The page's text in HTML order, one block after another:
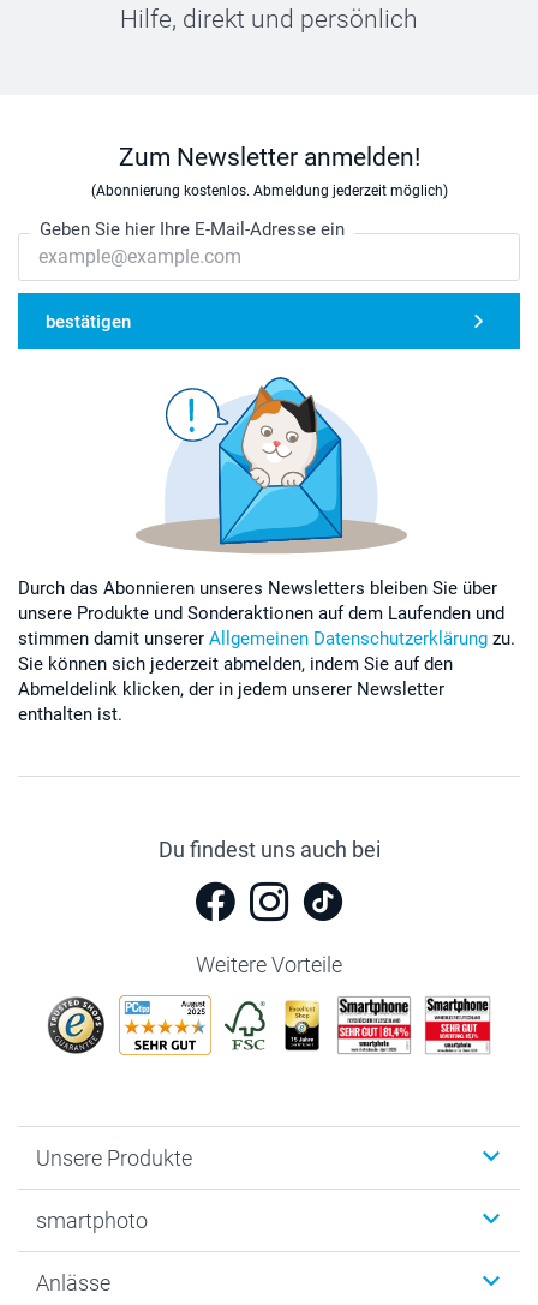
Hilfe, direkt und persönlich
Zum Newsletter anmelden!
(Abonnierung kostenlos. Abmeldung jederzeit möglich)
Geben Sie hier Ihre E-Mail-Adresse ein
bestätigen
Durch das Abonnieren unseres Newsletters bleiben Sie über
unsere Produkte und Sonderaktionen auf dem Laufenden und
stimmen damit unserer Allgemeinen Datenschutzerklärung zu.
Sie können sich jederzeit abmelden, indem Sie auf den
Abmeldelink klicken, der in jedem unserer Newsletter
enthalten ist.
Du findest uns auch bei
Weitere Vorteile
Unsere Produkte
Fotogeschenke
MyNameBook
smartphoto
Warum smartphoto
Anlässe